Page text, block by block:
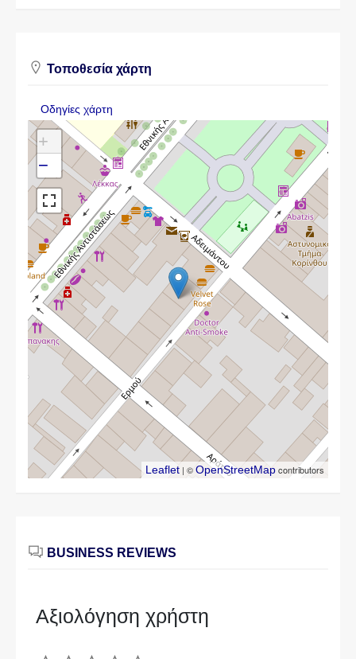
Τοποθεσία χάρτη
Οδηγίες χάρτη
+
−
Leaflet | ©OpenStreetMapcontributors
BUSINESS REVIEWS
Αξιολόγηση χρήστη